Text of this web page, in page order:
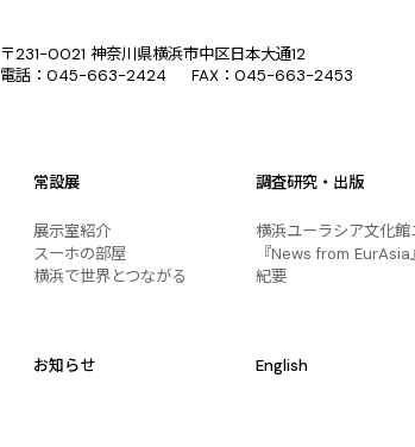
〒231-0021 神奈川県横浜市中区日本大通12
電話：045-663-2424 FAX：045-663-2453
常設展
展示室紹介
スーホの部屋
横浜で世界とつながる
調査研究・出版
横浜ユーラシア文化館
『News from EurAsia
紀要
お知らせ English